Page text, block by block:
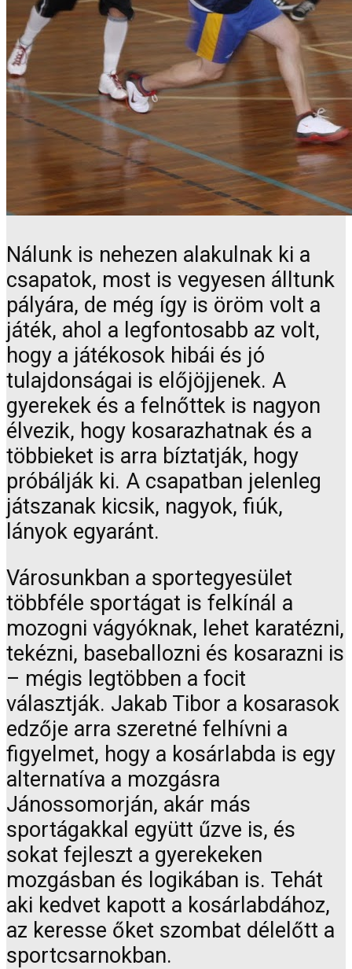
Nálunk is nehezen alakulnak ki a
csapatok, most is vegyesen álltunk
pályára, de még így is öröm volt a
játék, ahol a legfontosabb az volt,
hogy a játékosok hibái és jó
tulajdonságai is előjöjjenek. A
gyerekek és a felnőttek is nagyon
élvezik, hogy kosarazhatnak és a
többieket is arra bíztatják, hogy
próbálják ki. A csapatban jelenleg
játszanak kicsik, nagyok, fiúk,
lányok egyaránt.
Városunkban a sportegyesület
többféle sportágat is felkínál a
mozogni vágyóknak, lehet karatézni,
tekézni, baseballozni és kosarazni is
– mégis legtöbben a focit
választják. Jakab Tibor a kosarasok
edzője arra szeretné felhívni a
figyelmet, hogy a kosárlabda is egy
alternatíva a mozgásra
Jánossomorján, akár más
sportágakkal együtt űzve is, és
sokat fejleszt a gyerekeken
mozgásban és logikában is. Tehát
aki kedvet kapott a kosárlabdához,
az keresse őket szombat délelőtt a
sportcsarnokban.